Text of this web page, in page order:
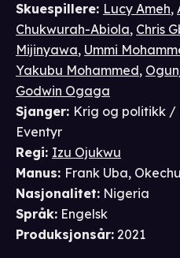
Skuespillere: Lucy Ameh,
Chukwurah-Abiola, Chris
Mijinyawa, Ummi
Yakubu Mohammed,
Godwin Ogaga
Sjanger: Krig og politikk
Eventyr
Regi: Izu Ojukwu
Manus: Frank Uba,
Nasjonalitet: Nigeria
Språk: Engelsk
Produksjonsår: 2021